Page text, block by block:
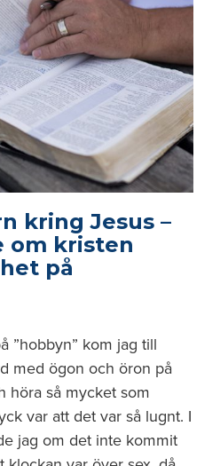
kring Jesus –
om kristen
på
”hobbyn” kom jag till
med ögon och öron på
höra så mycket som
var att det var så lugnt. I
jag om det inte kommit